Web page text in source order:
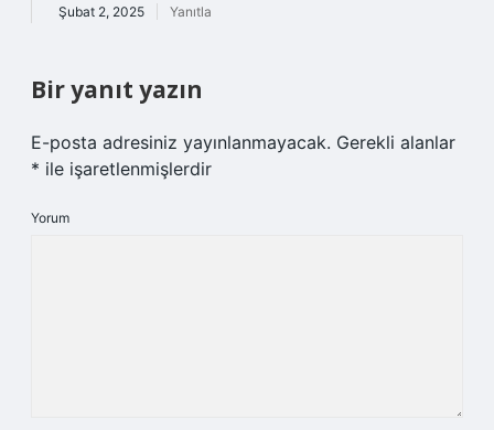
Şubat 2, 2025 Yanıtla
Bir yanıt yazın
E-posta adresiniz yayınlanmayacak. Gerekli alanlar
* ile işaretlenmişlerdir
Yorum